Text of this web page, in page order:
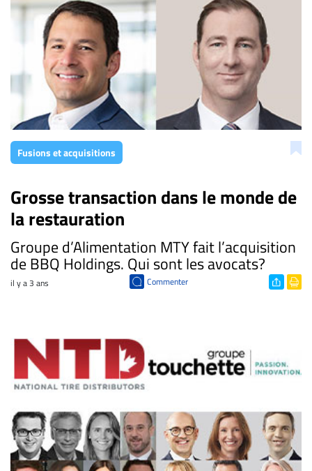
Fusions et acquisitions
Grosse transaction dans le monde de
la restauration
Groupe d’Alimentation MTY fait l’acquisition
de BBQ Holdings. Qui sont les avocats?
il y a 3 ans Commenter